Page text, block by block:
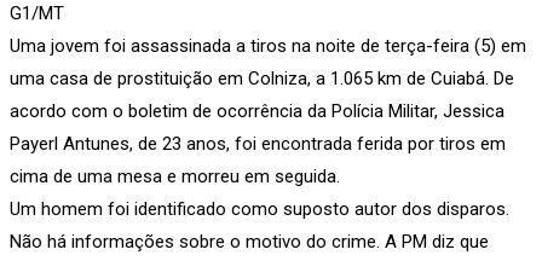
G1/MT
Uma jovem foi assassinada a tiros na noite de terça-feira (5) em
uma casa de prostituição em Colniza, a 1.065 km de Cuiabá. De
acordo com o boletim de ocorrência da Polícia Militar, Jessica
Payerl Antunes, de 23 anos, foi encontrada ferida por tiros em
cima de uma mesa e morreu em seguida.
Um homem foi identificado como suposto autor dos disparos.
Não há informações sobre o motivo do crime. A PM diz que